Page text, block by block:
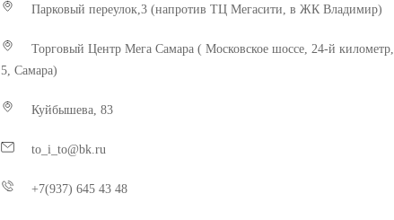
Парковый переулок,3 (напротив ТЦ Мегасити, в ЖК Владимир)
Торговый Центр Мега Самара ( Московское шоссе, 24-й километр,
5, Самара)
Куйбышева, 83
to_i_to@bk.ru
+7(937) 645 43 48